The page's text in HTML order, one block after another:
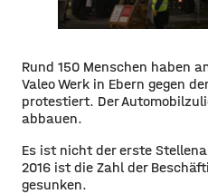
Rund 150 Menschen haben
Valeo Werk in Ebern gegen
protestiert. Der
abbauen.
Es ist nicht der erste
2016 ist die Zahl der
gesunken.